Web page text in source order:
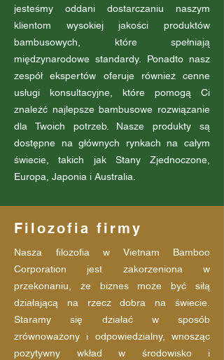
jesteśmy oddani dostarczaniu naszym
klientom wysokiej jakości produktów
bambusowych, które spełniają
międzynarodowe standardy. Ponadto nasz
zespół ekspertów oferuje również cenne
usługi konsultacyjne, które pomogą Ci
znaleźć najlepsze bambusowe rozwiązanie
dla Twoich potrzeb. Nasze produkty są
dostępne na głównych rynkach na całym
świecie, takich jak Stany Zjednoczone,
Europa, Japonia i Australia.
Filozofia firmy
Nasza filozofia w Vietnam Bamboo
Corporation jest zakorzeniona w
przekonaniu, że biznes może być siłą
działającą na rzecz dobra na świecie.
Staramy się działać w sposób
zrównoważony i odpowiedzialny, wnosząc
pozytywny wkład w środowisko i